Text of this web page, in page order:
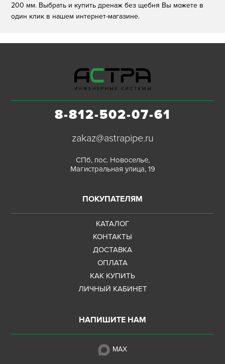
200 мм. Выбрать и купить дренаж без щебня Вы можете в
один клик в нашем интернет-магазине.
8-812-502-07-61
zakaz@astrapipe.ru
СПб, пос. Новоселье,
Магистральная улица, 19
ПОКУПАТЕЛЯМ
КАТАЛОГ
КОНТАКТЫ
ДОСТАВКА
ОПЛАТА
КАК КУПИТЬ
ЛИЧНЫЙ КАБИНЕТ
НАПИШИТЕ НАМ
MAX